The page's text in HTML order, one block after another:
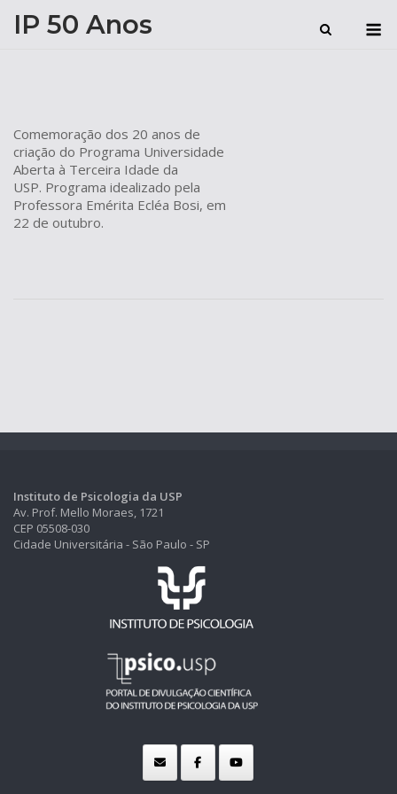
IP 50 Anos
Comemoração dos 20 anos de
criação do Programa Universidade
Aberta à Terceira Idade da
USP. Programa idealizado pela
Professora Emérita Ecléa Bosi, em
22 de outubro.
Instituto de Psicologia da USP
Av. Prof. Mello Moraes, 1721
CEP 05508-030
Cidade Universitária - São Paulo - SP